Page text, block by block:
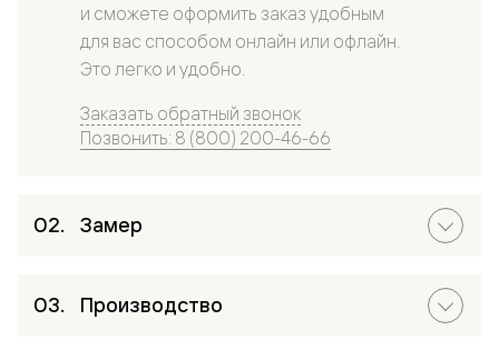
и сможете оформить заказ удобным
для вас способом онлайн или офлайн.
Это легко и удобно.
Заказать обратный звонок
Позвонить: 8 (800) 200-46-66
Замер
Производство